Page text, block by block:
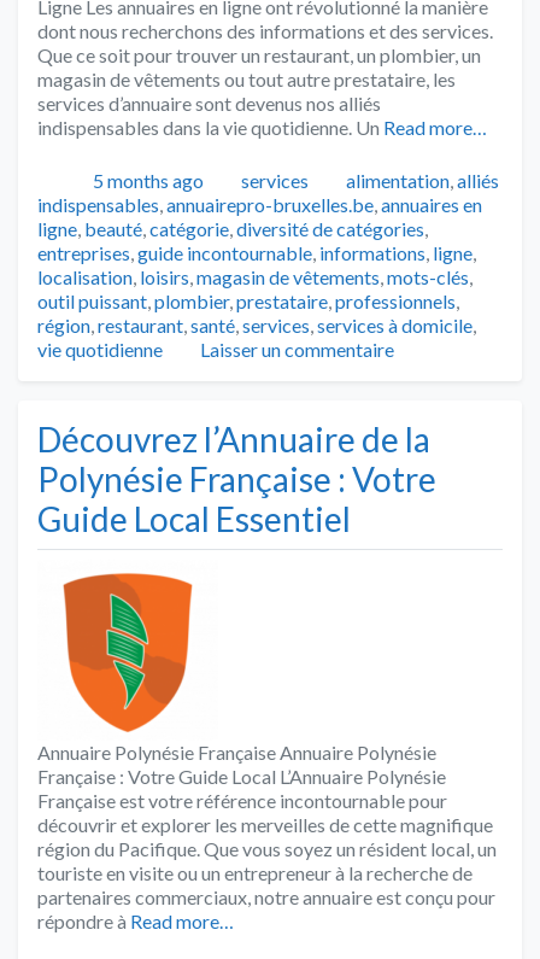
Ligne Les annuaires en ligne ont révolutionné la manière
dont nous recherchons des informations et des services.
Que ce soit pour trouver un restaurant, un plombier, un
magasin de vêtements ou tout autre prestataire, les
services d’annuaire sont devenus nos alliés
indispensables dans la vie quotidienne. Un Read more…
Publié5 months ago Catégories
services Tags
alimentation,alliés
indispensables,annuairepro-bruxelles.be,annuaires en
ligne, beauté,catégorie,diversité de catégories,
entreprises,guide incontournable, informations, ligne,
localisation, loisirs,magasin de vêtements,mots-clés,
outil puissant,plombier,prestataire,professionnels,
région,restaurant,santé,services,services à domicile,
vie quotidienne
Laisser un commentaire
Découvrez l’Annuaire de la
Polynésie Française : Votre
Guide Local Essentiel
Annuaire Polynésie Française Annuaire Polynésie
Française : Votre Guide Local L’Annuaire Polynésie
Française est votre référence incontournable pour
découvrir et explorer les merveilles de cette magnifique
région du Pacifique. Que vous soyez un résident local, un
touriste en visite ou un entrepreneur à la recherche de
partenaires commerciaux, notre annuaire est conçu pour
répondre à Read more…